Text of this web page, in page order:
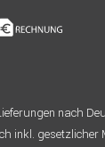
nach
inkl. gesetzlicher